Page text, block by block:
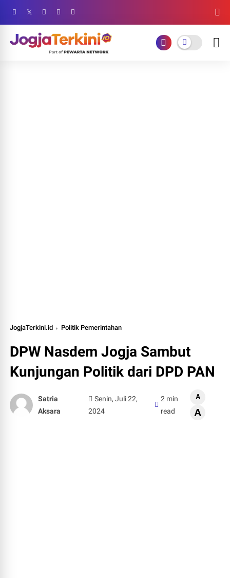
JogjaTerkini.id Politik Pemerintahan
DPW Nasdem Jogja Sambut
Kunjungan Politik dari DPD PAN
Satria
Aksara
Senin, Juli 22,
2024
2 min
read
A
A